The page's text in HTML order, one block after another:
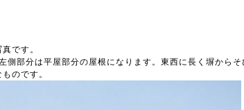
です。
側部分は平屋部分の屋根になります。東西に長く塀からそ
のです。